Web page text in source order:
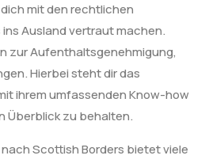
mit den rechtlichen
Ausland vertraut machen.
zur Aufenthaltsgenehmigung,
Hierbei steht dir das
ihrem umfassenden Know-how
Überblick zu behalten.
Scottish Borders bietet viele